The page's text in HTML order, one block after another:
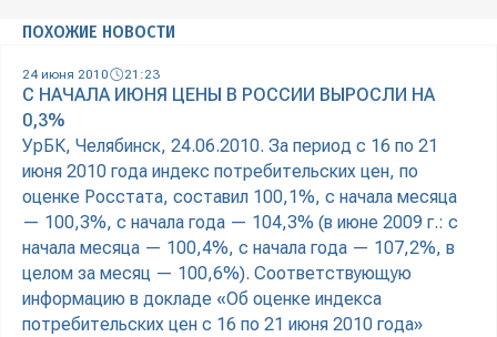
ПОХОЖИЕ НОВОСТИ
24 июня 2010 21:23
С НАЧАЛА ИЮНЯ ЦЕНЫ В РОССИИ ВЫРОСЛИ НА
0,3%
УрБК, Челябинск, 24.06.2010. За период с 16 по 21
июня 2010 года индекс потребительских цен, по
оценке Росстата, составил 100,1%, с начала месяца
— 100,3%, с начала года — 104,3% (в июне 2009 г.: с
начала месяца — 100,4%, с начала года — 107,2%, в
целом за месяц — 100,6%). Соответствующую
информацию в докладе «Об оценке индекса
потребительских цен с 16 по 21 июня 2010 года»